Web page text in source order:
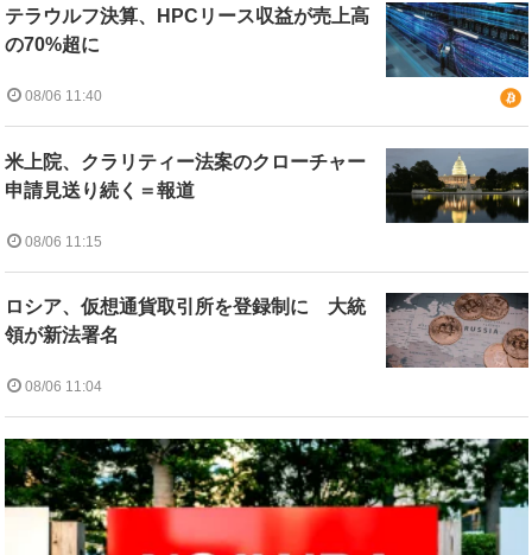
テラウルフ決算、HPCリース収益が売上高
の70%超に
08/06 11:40
米上院、クラリティー法案のクローチャー
申請見送り続く＝報道
08/06 11:15
ロシア、仮想通貨取引所を登録制に 大統
領が新法署名
08/06 11:04